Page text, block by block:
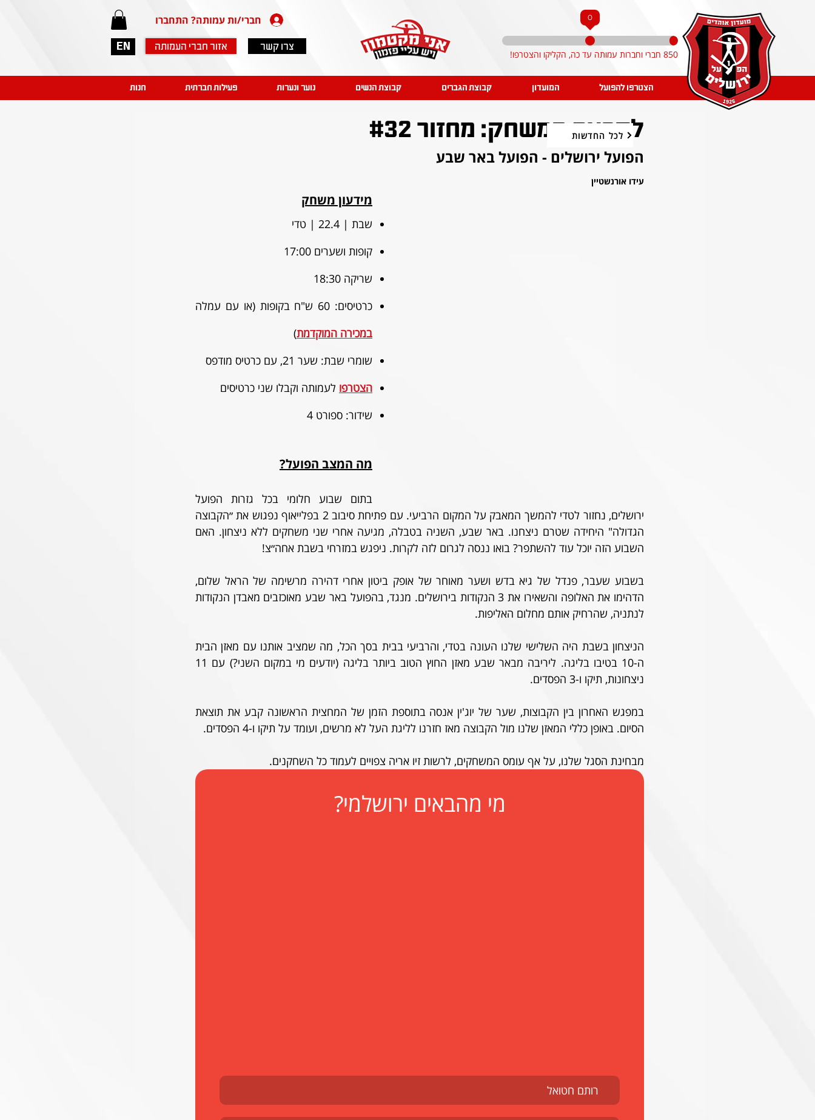
EN
חברי/ות עמותה? התחברו
אזור חברי העמותה צרו קשר
0
850 חברי וחברות עמותה עד כה, הקליקו והצטרפו!
הצטרפו להפועל המועדון קבוצת הגברים קבוצת הנשים נוער ונערות פעילות חברתית חנות
לקראת המשחק: מחזור #32
הפועל ירושלים - הפועל באר שבע
עידו אורנשטיין
מידעון משחק
שבת | 22.4 | טדי
קופות ושערים 17:00
שריקה 18:30
כרטיסים: 60 ש"ח בקופות (או עם עמלה
במכירה המוקדמת)
שומרי שבת: שער 21, עם כרטיס מודפס
הצטרפו לעמותה וקבלו שני כרטיסים
שידור: ספורט 4
מה המצב הפועל?
השבוע הזה יוכל עוד להשתפר? בואו ננסה לגרום לזה לקרות. ניפגש במזרחי בשבת אחה״צ!
לנתניה, שהרחיק אותם מחלום האליפות.
ניצחונות, תיקו ו-3 הפסדים.
הסיום. באופן כללי המאזן שלנו מול הקבוצה מאז חזרנו לליגת העל לא מרשים, ועומד על תיקו ו-4 הפסדים.
מבחינת הסגל שלנו, על אף עומס המשחקים, לרשות זיו אריה צפויים לעמוד כל השחקנים.
מי מהבאים ירושלמי?
רותם חטואל
לכל החדשות